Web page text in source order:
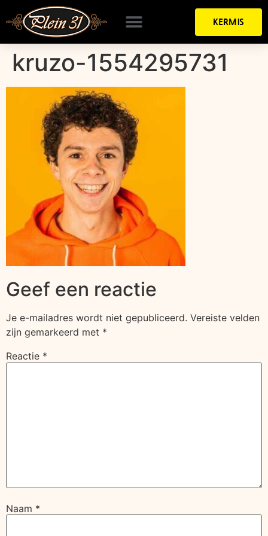
KERMIS
kruzo-1554295731
Geef een reactie
Je e-mailadres wordt niet gepubliceerd. Vereiste velden
zijn gemarkeerd met *
Reactie *
Naam *